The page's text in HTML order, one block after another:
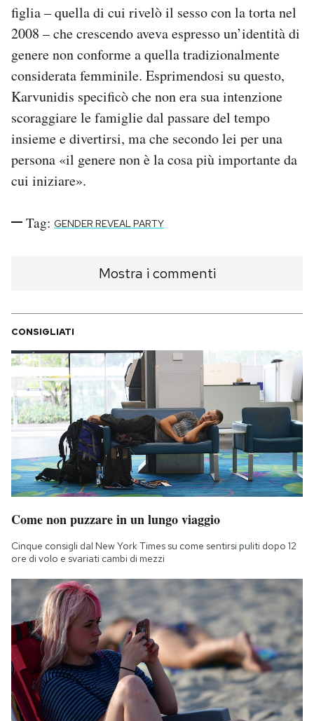
figlia – quella di cui rivelò il sesso con la torta nel
2008 – che crescendo aveva espresso un’identità di
genere non conforme a quella tradizionalmente
considerata femminile. Esprimendosi su questo,
Karvunidis specificò che non era sua intenzione
scoraggiare le famiglie dal passare del tempo
insieme e divertirsi, ma che secondo lei per una
persona «il genere non è la cosa più importante da
cui iniziare».
Tag: GENDER REVEAL PARTY
Mostra i commenti
CONSIGLIATI
Come non puzzare in un lungo viaggio
Cinque consigli dal New York Times su come sentirsi puliti dopo 12
ore di volo e svariati cambi di mezzi